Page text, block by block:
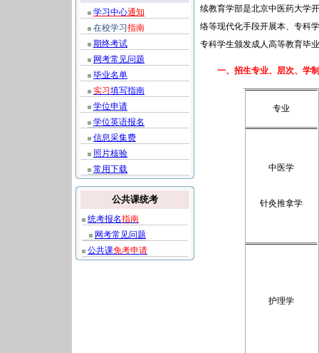
学习中心通知
在校学习 指南
期终考试
网考常见问题
毕业名单
实习 填写指南
学位申请
学位英语报名
信息采集费
照片核验
常用下载
公共课统考
统考报名指南
网考常见问题
公共课免考申请
续教育学部是北京中医药大学
络等现代化手段开展本、专科
专科学生颁发成人高等教育毕
一、招生专业、层次、学
专业
中医学
针灸推拿学
护理学